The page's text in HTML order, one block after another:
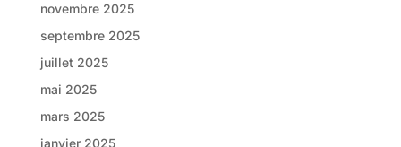
novembre 2025
septembre 2025
juillet 2025
mai 2025
mars 2025
janvier 2025